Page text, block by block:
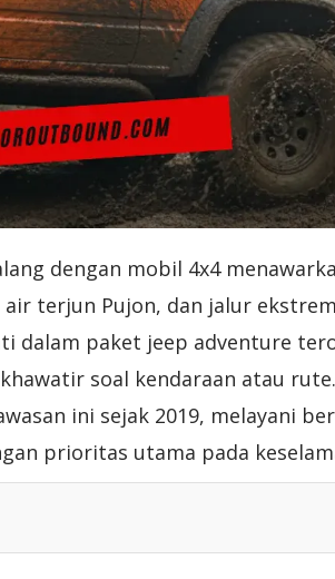
dengan mobil 4x4
air terjun Pujon, dan jalur
dalam paket jeep adventure
soal kendaraan atau
ini sejak 2019, melayani
prioritas utama pada